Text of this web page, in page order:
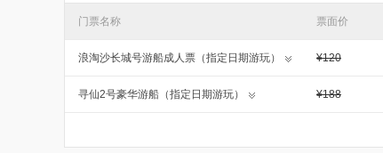
门票名称 票面价
浪淘沙长城号游船成人票（指定日期游玩） ¥120
寻仙2号豪华游船（指定日期游玩） ¥188